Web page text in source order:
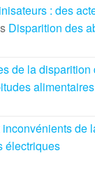
: des
Disparition des
de la disparition
de
électriques